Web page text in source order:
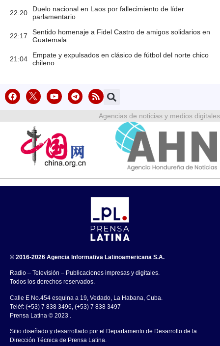
22:20
Duelo nacional en Laos por fallecimiento de líder
parlamentario
22:17
Sentido homenaje a Fidel Castro de amigos solidarios en
Guatemala
21:04
Empate y expulsados en clásico de fútbol del norte chico
chileno
Agencias de noticias y medios digitales
© 2016-2026 Agencia Informativa Latinoamericana S.A.
Radio – Televisión – Publicaciones impresas y digitales.
Todos los derechos reservados.
Calle E No.454 esquina a 19, Vedado, La Habana, Cuba.
Teléf: (+53) 7 838 3496, (+53) 7 838 3497
Prensa Latina © 2023 .
Sitio diseñado y desarrollado por el Departamento de Desarrollo de la
Dirección Técnica de Prensa Latina.